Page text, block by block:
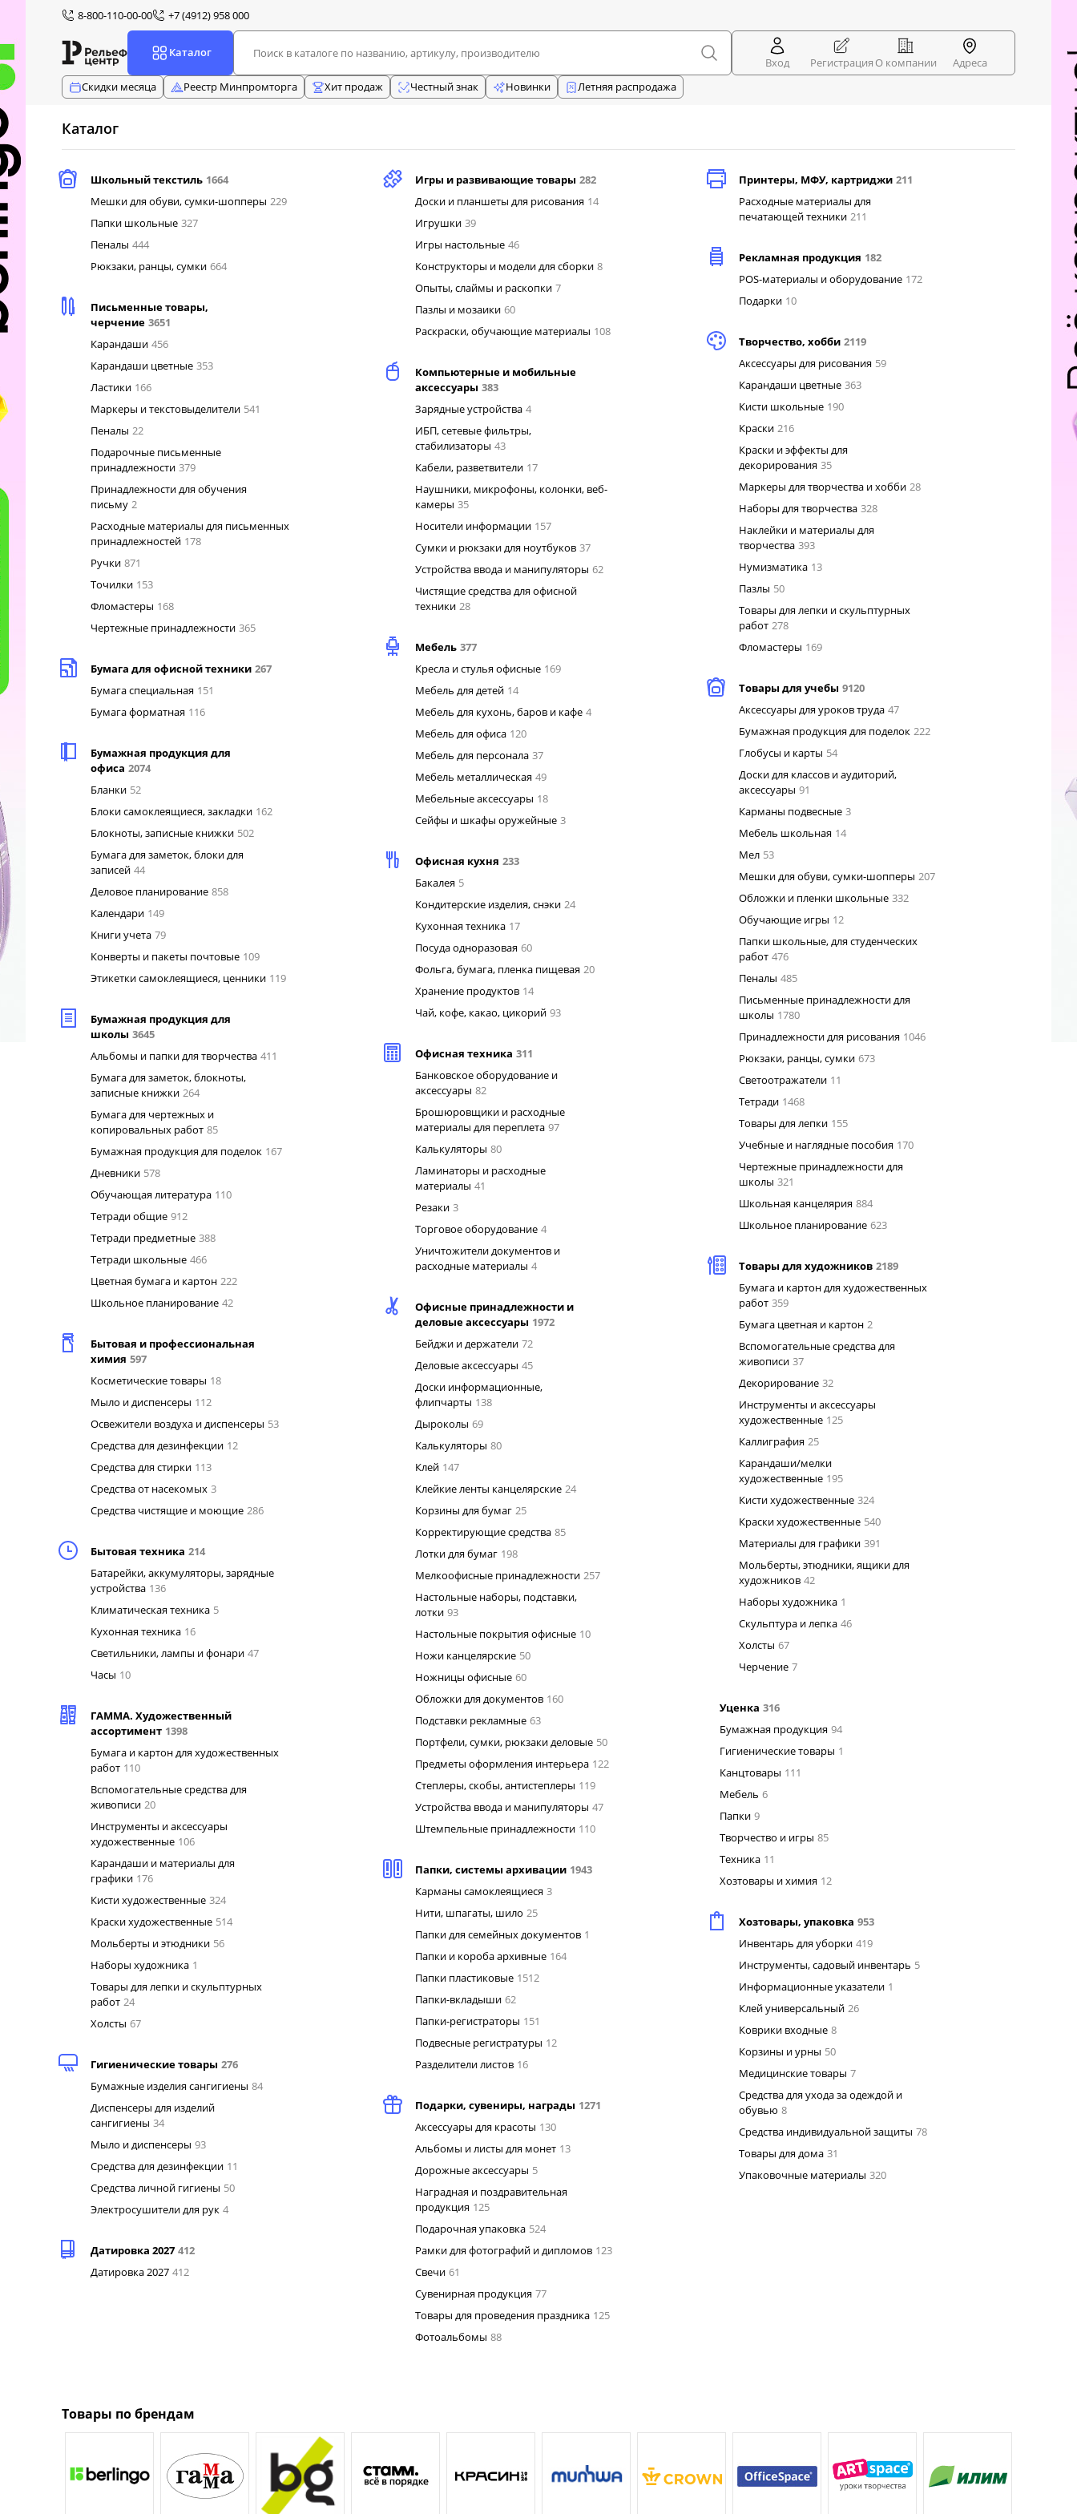
8-800-110-00-00 +7 (4912) 958 000
Каталог
Вход Регистрация О компании
Адреса
Скидки месяца
Реестр Минпромторга Хит продаж Честный знак Новинки Летняя распродажа
Каталог
Школьный текстиль 1664
Мешки для обуви, сумки-шопперы 229
Папки школьные 327
Пеналы 444
Рюкзаки, ранцы, сумки 664
Письменные товары,
черчение 3651
Карандаши 456
Карандаши цветные 353
Ластики 166
Маркеры и текстовыделители 541
Пеналы 22
Подарочные письменные
принадлежности 379
Принадлежности для обучения
письму 2
Расходные материалы для письменных
принадлежностей 178
Ручки 871
Точилки 153
Фломастеры 168
Чертежные принадлежности 365
Бумага для офисной техники 267
Бумага специальная 151
Бумага форматная 116
Бумажная продукция для
офиса 2074
Бланки 52
Блоки самоклеящиеся, закладки 162
Блокноты, записные книжки 502
Бумага для заметок, блоки для
записей 44
Деловое планирование 858
Календари 149
Книги учета 79
Конверты и пакеты почтовые 109
Этикетки самоклеящиеся, ценники 119
Бумажная продукция для
школы 3645
Альбомы и папки для творчества 411
Бумага для заметок, блокноты,
записные книжки 264
Бумага для чертежных и
копировальных работ 85
Бумажная продукция для поделок 167
Дневники 578
Обучающая литература 110
Тетради общие 912
Тетради предметные 388
Тетради школьные 466
Цветная бумага и картон 222
Школьное планирование 42
Бытовая и профессиональная
химия 597
Косметические товары 18
Мыло и диспенсеры 112
Освежители воздуха и диспенсеры 53
Средства для дезинфекции 12
Средства для стирки 113
Средства от насекомых 3
Средства чистящие и моющие 286
Бытовая техника 214
Батарейки, аккумуляторы, зарядные
устройства 136
Климатическая техника 5
Кухонная техника 16
Светильники, лампы и фонари 47
Часы 10
ГАММА. Художественный
ассортимент 1398
Бумага и картон для художественных
работ 110
Вспомогательные средства для
живописи 20
Инструменты и аксессуары
художественные 106
Карандаши и материалы для
графики 176
Кисти художественные 324
Краски художественные 514
Мольберты и этюдники 56
Наборы художника 1
Товары для лепки и скульптурных
работ 24
Холсты 67
Гигиенические товары 276
Бумажные изделия сангигиены 84
Диспенсеры для изделий
сангигиены 34
Мыло и диспенсеры 93
Средства для дезинфекции 11
Средства личной гигиены 50
Электросушители для рук 4
Датировка 2027 412
Датировка 2027 412
Игры и развивающие товары 282
Доски и планшеты для рисования 14
Игрушки 39
Игры настольные 46
Конструкторы и модели для сборки 8
Опыты, слаймы и раскопки 7
Пазлы и мозаики 60
Раскраски, обучающие материалы 108
Компьютерные и мобильные
аксессуары 383
Зарядные устройства 4
ИБП, сетевые фильтры,
стабилизаторы 43
Кабели, разветвители 17
Наушники, микрофоны, колонки, веб-
камеры 35
Носители информации 157
Сумки и рюкзаки для ноутбуков 37
Устройства ввода и манипуляторы 62
Чистящие средства для офисной
техники 28
Мебель 377
Кресла и стулья офисные 169
Мебель для детей 14
Мебель для кухонь, баров и кафе 4
Мебель для офиса 120
Мебель для персонала 37
Мебель металлическая 49
Мебельные аксессуары 18
Сейфы и шкафы оружейные 3
Офисная кухня 233
Бакалея 5
Кондитерские изделия, снэки 24
Кухонная техника 17
Посуда одноразовая 60
Фольга, бумага, пленка пищевая 20
Хранение продуктов 14
Чай, кофе, какао, цикорий 93
Офисная техника 311
Банковское оборудование и
аксессуары 82
Брошюровщики и расходные
материалы для переплета 97
Калькуляторы 80
Ламинаторы и расходные
материалы 41
Резаки 3
Торговое оборудование 4
Уничтожители документов и
расходные материалы 4
Офисные принадлежности и
деловые аксессуары 1972
Бейджи и держатели 72
Деловые аксессуары 45
Доски информационные,
флипчарты 138
Дыроколы 69
Калькуляторы 80
Клей 147
Клейкие ленты канцелярские 24
Корзины для бумаг 25
Корректирующие средства 85
Лотки для бумаг 198
Мелкоофисные принадлежности 257
Настольные наборы, подставки,
лотки 93
Настольные покрытия офисные 10
Ножи канцелярские 50
Ножницы офисные 60
Обложки для документов 160
Подставки рекламные 63
Портфели, сумки, рюкзаки деловые 50
Предметы оформления интерьера 122
Степлеры, скобы, антистеплеры 119
Устройства ввода и манипуляторы 47
Штемпельные принадлежности 110
Папки, системы архивации 1943
Карманы самоклеящиеся 3
Нити, шпагаты, шило 25
Папки для семейных документов 1
Папки и короба архивные 164
Папки пластиковые 1512
Папки-вкладыши 62
Папки-регистраторы 151
Подвесные регистратуры 12
Разделители листов 16
Подарки, сувениры, награды 1271
Аксессуары для красоты 130
Альбомы и листы для монет 13
Дорожные аксессуары 5
Наградная и поздравительная
продукция 125
Подарочная упаковка 524
Рамки для фотографий и дипломов 123
Свечи 61
Сувенирная продукция 77
Товары для проведения праздника 125
Фотоальбомы 88
Принтеры, МФУ, картриджи 211
Расходные материалы для
печатающей техники 211
Рекламная продукция 182
POS-материалы и оборудование 172
Подарки 10
Творчество, хобби 2119
Аксессуары для рисования 59
Карандаши цветные 363
Кисти школьные 190
Краски 216
Краски и эффекты для
декорирования 35
Маркеры для творчества и хобби 28
Наборы для творчества 328
Наклейки и материалы для
творчества 393
Нумизматика 13
Пазлы 50
Товары для лепки и скульптурных
работ 278
Фломастеры 169
Товары для учебы 9120
Аксессуары для уроков труда 47
Бумажная продукция для поделок 222
Глобусы и карты 54
Доски для классов и аудиторий,
аксессуары 91
Карманы подвесные 3
Мебель школьная 14
Мел 53
Мешки для обуви, сумки-шопперы 207
Обложки и пленки школьные 332
Обучающие игры 12
Папки школьные, для студенческих
работ 476
Пеналы 485
Письменные принадлежности для
школы 1780
Принадлежности для рисования 1046
Рюкзаки, ранцы, сумки 673
Светоотражатели 11
Тетради 1468
Товары для лепки 155
Учебные и наглядные пособия 170
Чертежные принадлежности для
школы 321
Школьная канцелярия 884
Школьное планирование 623
Товары для художников 2189
Бумага и картон для художественных
работ 359
Бумага цветная и картон 2
Вспомогательные средства для
живописи 37
Декорирование 32
Инструменты и аксессуары
художественные 125
Каллиграфия 25
Карандаши/мелки
художественные 195
Кисти художественные 324
Краски художественные 540
Материалы для графики 391
Мольберты, этюдники, ящики для
художников 42
Наборы художника 1
Скульптура и лепка 46
Холсты 67
Черчение 7
Уценка 316
Бумажная продукция 94
Гигиенические товары 1
Канцтовары 111
Мебель 6
Папки 9
Творчество и игры 85
Техника 11
Хозтовары и химия 12
Хозтовары, упаковка 953
Инвентарь для уборки 419
Инструменты, садовый инвентарь 5
Информационные указатели 1
Клей универсальный 26
Коврики входные 8
Корзины и урны 50
Медицинские товары 7
Средства для ухода за одеждой и
обувью 8
Средства индивидуальной защиты 78
Товары для дома 31
Упаковочные материалы 320
Товары по брендам